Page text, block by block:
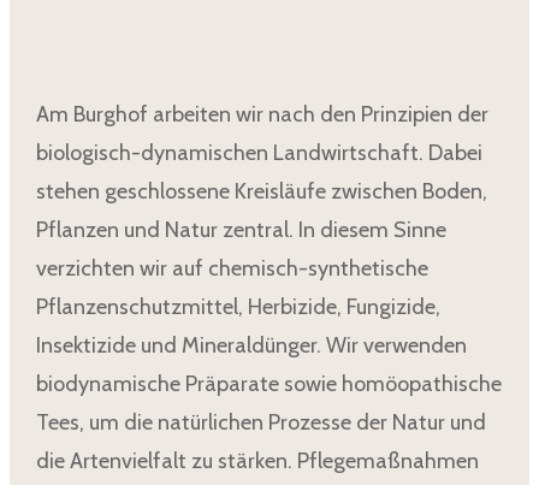
Am Burghof arbeiten wir nach den Prinzipien der
biologisch-dynamischen Landwirtschaft. Dabei
stehen geschlossene Kreisläufe zwischen Boden,
Pflanzen und Natur zentral. In diesem Sinne
verzichten wir auf chemisch-synthetische
Pflanzenschutzmittel, Herbizide, Fungizide,
Insektizide und Mineraldünger. Wir verwenden
biodynamische Präparate sowie homöopathische
Tees, um die natürlichen Prozesse der Natur und
die Artenvielfalt zu stärken. Pflegemaßnahmen